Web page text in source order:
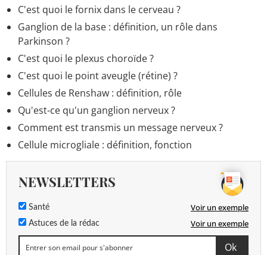
C'est quoi le fornix dans le cerveau ?
Ganglion de la base : définition, un rôle dans
Parkinson ?
C'est quoi le plexus choroïde ?
C'est quoi le point aveugle (rétine) ?
Cellules de Renshaw : définition, rôle
Qu'est-ce qu'un ganglion nerveux ?
Comment est transmis un message nerveux ?
Cellule microgliale : définition, fonction
NEWSLETTERS
Santé Voir un exemple
Astuces de la rédac Voir un exemple